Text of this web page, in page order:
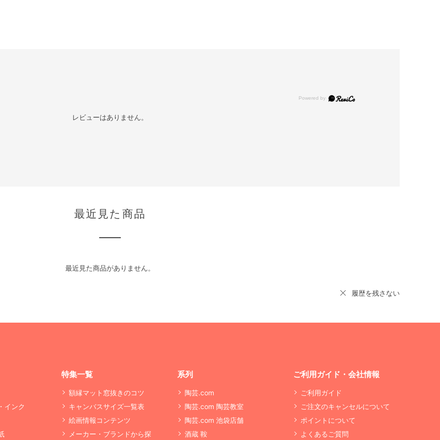
レビューはありません。
最近見た商品
最近見た商品がありません。
履歴を残さない
インク
特集一覧
額縁マット窓抜きのコツ
キャンバスサイズ一覧表
絵画情報コンテンツ
メーカー・ブランドから探
系列
陶芸.com
陶芸.com 陶芸教室
陶芸.com 池袋店舗
酒蔵 鞍
ご利用ガイド・会社情報
ご利用ガイド
ご注文のキャンセルについて
ポイントについて
よくあるご質問